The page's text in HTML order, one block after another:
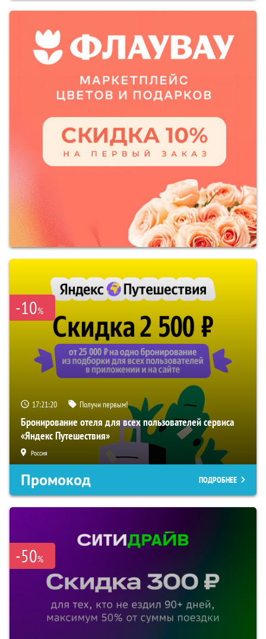
-10%
17:21:19 Получи первым!
Бронирование отеля для всех пользователей сервиса
«Яндекс Путешествия»
Россия
Промокод ПОДРОБНЕЕ
-50%